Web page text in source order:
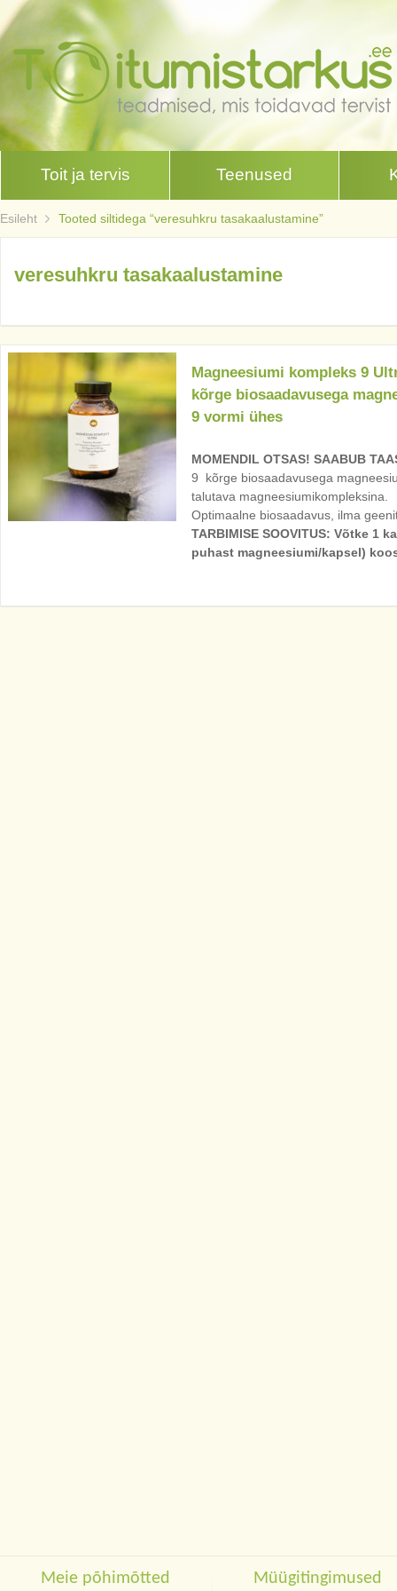
Toit ja tervis Teenused
Esileht Tooted siltidega “veresuhkru tasakaalustamine”
veresuhkru tasakaalustamine
Magneesiumi kompleks 9
kõrge biosaadavusega
9 vormi ühes
MOMENDIL OTSAS! SAABUB
9 kõrge biosaadavusega
talutava magneesiumikompleksina.
Optimaalne biosaadavus, ilma
TARBIMISE SOOVITUS: Võtke 1
puhast magneesiumi/kapsel)
Meie põhimõtted Müügitingimused